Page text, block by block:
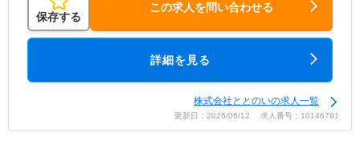
保存する
この求人を問い合わせる
詳細を見る
株式会社ととのいの求人一覧
更新日：2026/06/12 求人番号：10146791